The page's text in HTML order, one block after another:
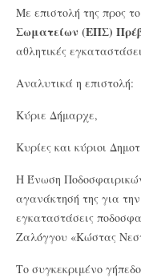
Με επιστολή της προς
Σωματείων (ΕΠΣ)
αθλητικές
Αναλυτικά η επιστολή:
Κύριε Δήμαρχε,
Κυρίες και κύριοι
Η Ένωση
αγανάκτησή της για
εγκαταστάσεις
Ζαλόγγου «Κώστας
Το συγκεκριμένο